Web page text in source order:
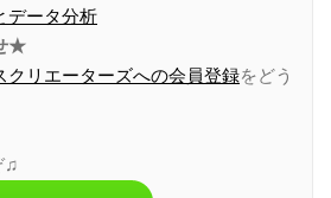
データ分析
★
クリエーターズへの会員登録をどう
♫